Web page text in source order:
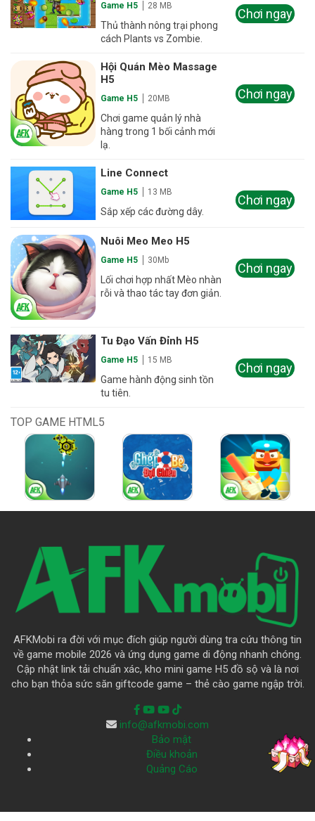
Game H5 28 MB
Thủ thành nông trại phong
cách Plants vs Zombie.
Chơi ngay
Hội Quán Mèo Massage
H5
Game H5 20MB
Chơi game quản lý nhà
hàng trong 1 bối cảnh mới
lạ.
Chơi ngay
Line Connect
Game H5 13 MB
Sắp xếp các đường dây.
Chơi ngay
Nuôi Meo Meo H5
Game H5 30Mb
Lối chơi hợp nhất Mèo nhàn
rỗi và thao tác tay đơn giản.
Chơi ngay
Tu Đạo Vấn Đỉnh H5
Game H5 15 MB
Game hành động sinh tồn
tu tiên.
Chơi ngay
TOP GAME HTML5
AFKMobi ra đời với mục đích giúp người dùng tra cứu thông tin
về game mobile 2026 và ứng dụng game di động nhanh chóng.
Cập nhật link tải chuẩn xác, kho mini game H5 đồ sộ và là nơi
cho bạn thỏa sức săn giftcode game – thẻ cào game ngập trời.
info@afkmobi.com
Bảo mật
Điều khoản
Quảng Cáo